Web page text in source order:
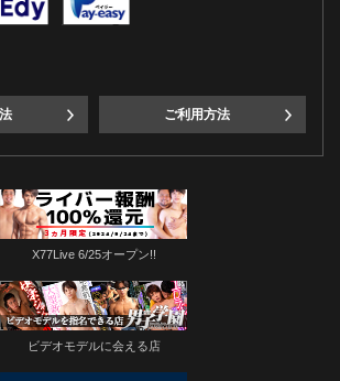
ご利用方法
X77Live 6/25オープン!!
ビデオモデルに会える店